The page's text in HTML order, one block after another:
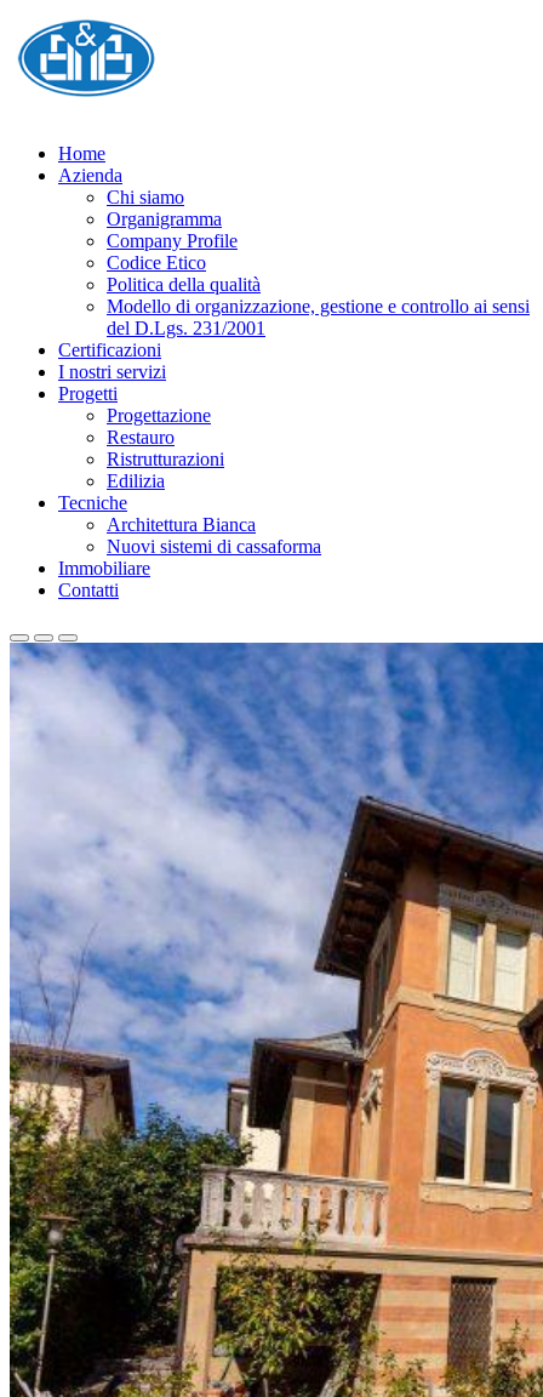
Home
Azienda
Chi siamo
Organigramma
Company Profile
Codice Etico
Politica della qualità
Modello di organizzazione, gestione e controllo ai sensi
del D.Lgs. 231/2001
Certificazioni
I nostri servizi
Progetti
Progettazione
Restauro
Ristrutturazioni
Edilizia
Tecniche
Architettura Bianca
Nuovi sistemi di cassaforma
Immobiliare
Contatti